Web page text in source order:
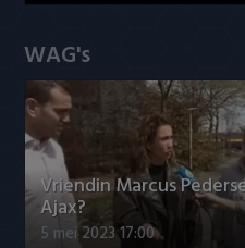
WAG's
Vriendin Marcus
Ajax?
5 mei 2023 17:00